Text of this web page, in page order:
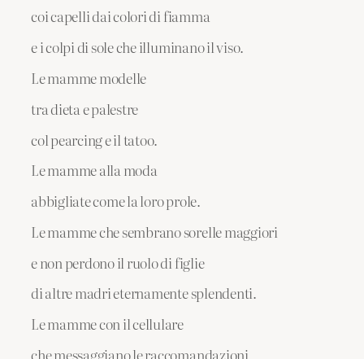
coi capelli dai colori di fiamma
e i colpi di sole che illuminano il viso.
Le mamme modelle
tra dieta e palestre
col pearcing e il tatoo.
Le mamme alla moda
abbigliate come la loro prole.
Le mamme che sembrano sorelle maggiori
e non perdono il ruolo di figlie
di altre madri eternamente splendenti.
Le mamme con il cellulare
che messaggiano le raccomandazioni